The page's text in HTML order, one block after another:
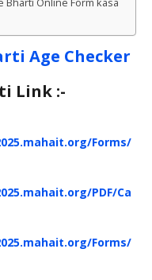
Age Checker
Link :-
Forms/
PDF/Ca
Forms/